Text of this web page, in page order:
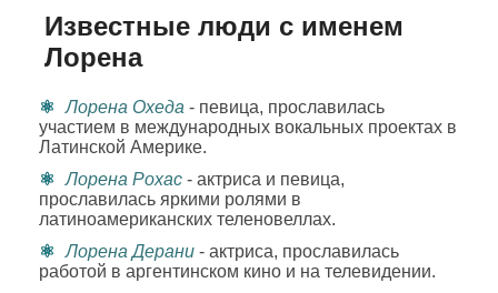
Известные люди с именем
Лорена
Лорена Охеда - певица, прославилась
участием в международных вокальных проектах в
Латинской Америке.
Лорена Рохас - актриса и певица,
прославилась яркими ролями в
латиноамериканских теленовеллах.
Лорена Дерани - актриса, прославилась
работой в аргентинском кино и на телевидении.